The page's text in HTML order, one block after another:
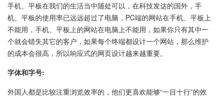
手机、平板在我们的生活当中随处可以，在科技发达的国外，手
机、平板的使用率已远远超过了电脑，PC端的网站在手机、平板上
不能用，手机、平板上的网站在电脑上不能用，如果你只有其中一
个就会错失其它的客户，如果每个终端都设计一个网站，那么维护
的成本会很高，所以响应式的网页设计越来越重要。
字体和字号:
外国人都是比较注重浏览效率的，他们更喜欢能够“一目十行”的效